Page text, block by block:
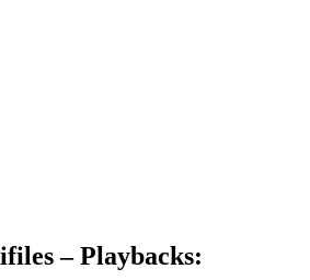
– Playbacks: